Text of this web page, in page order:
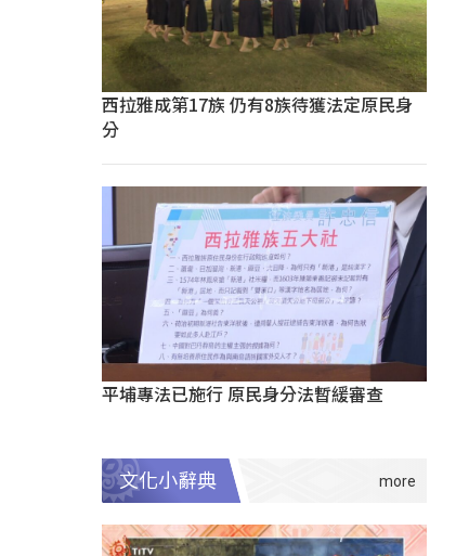
西拉雅成第17族 仍有8族待獲法定原民身
分
平埔專法已施行 原民身分法暫緩審查
文化小辭典